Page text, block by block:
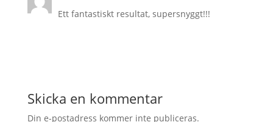
Ett fantastiskt resultat, supersnyggt!!!
Skicka en kommentar
Din e-postadress kommer inte publiceras.